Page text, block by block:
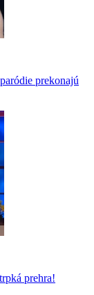
prekonajú
prehra!